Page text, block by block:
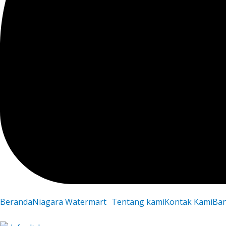
BerandaNiagara Watermart Tentang kamiKontak Kami